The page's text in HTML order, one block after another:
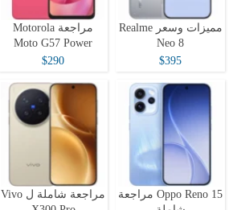
مميزات وسعر Realme
Neo 8
$395
مراجعة Motorola
Moto G57 Power
$290
Oppo Reno 15 مراجعة
مراجعة شاملة ل Vivo